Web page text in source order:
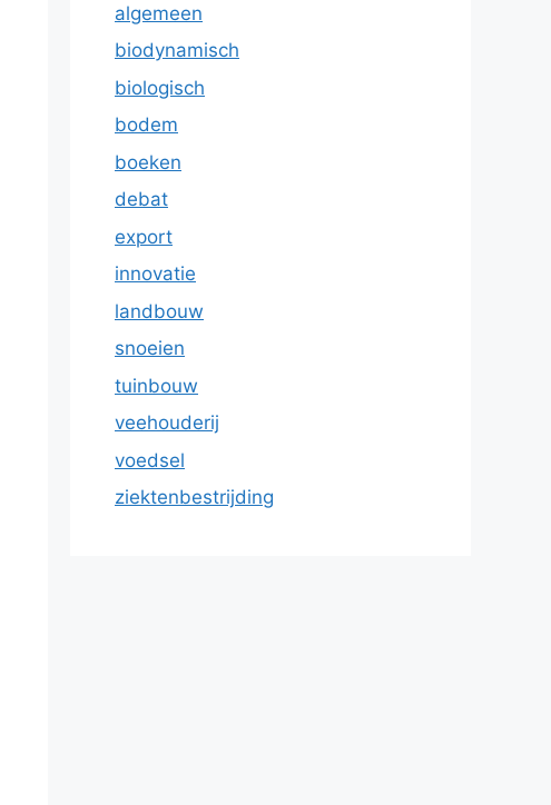
algemeen
biodynamisch
biologisch
bodem
boeken
debat
export
innovatie
landbouw
snoeien
tuinbouw
veehouderij
voedsel
ziektenbestrijding